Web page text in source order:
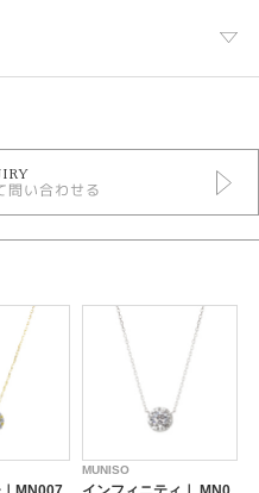
ライト ダイヤモンドシリーズの
。
る美しさを表現し、まるで無重力
す。
ゆる角度から輝きを放ち、見る人
問い合わせる
MUNISO